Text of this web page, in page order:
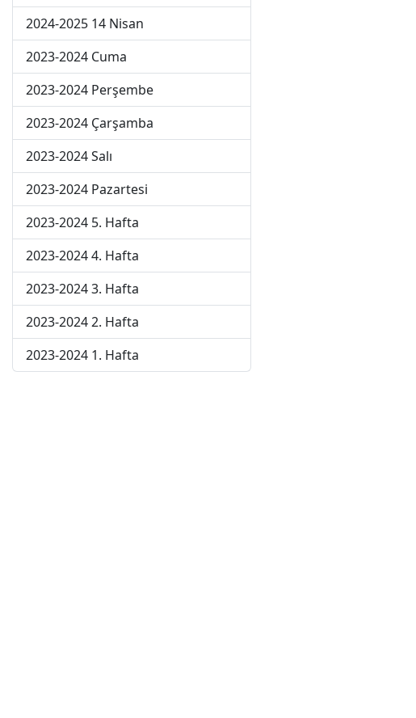
2024-2025 14 Nisan
2023-2024 Cuma
2023-2024 Perşembe
2023-2024 Çarşamba
2023-2024 Salı
2023-2024 Pazartesi
2023-2024 5. Hafta
2023-2024 4. Hafta
2023-2024 3. Hafta
2023-2024 2. Hafta
2023-2024 1. Hafta